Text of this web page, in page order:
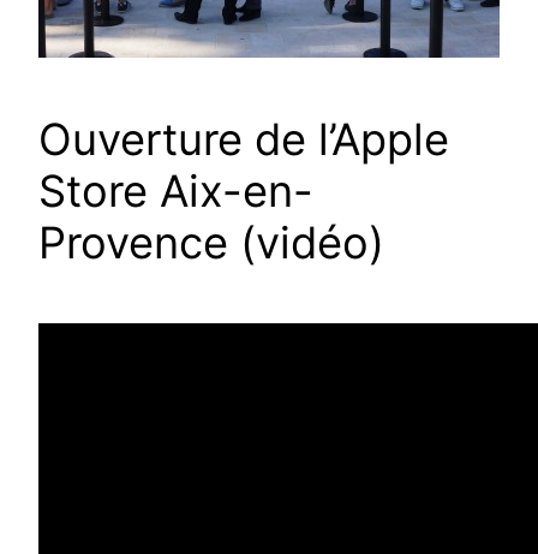
Ouverture de l’Apple
Store Aix-en-
Provence (vidéo)